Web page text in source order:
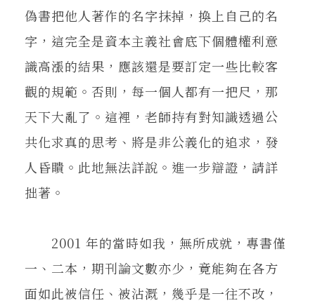
偽書把他人著作的名字抹掉，換上自己的名
字，這完全是資本主義社會底下個體權利意
識高漲的結果，應該還是要訂定一些比較客
觀的規範。否則，每一個人都有一把尺，那
天下大亂了。這裡，老師持有對知識透過公
共化求真的思考、將是非公義化的追求，發
人昏瞶。此地無法詳說。進一步辯證，請詳
拙著。
2001 年的當時如我，無所成就，專書僅
一、二本，期刊論文數亦少，竟能夠在各方
面如此被信任、被沾溉，幾乎是一往不改，